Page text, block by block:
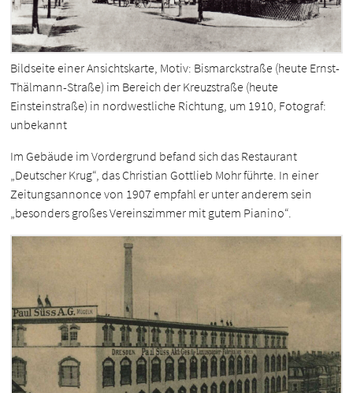
Bildseite einer Ansichtskarte, Motiv: Bismarckstraße (heute Ernst-
Thälmann-Straße) im Bereich der Kreuzstraße (heute
Einsteinstraße) in nordwestliche Richtung, um 1910, Fotograf:
unbekannt
Im Gebäude im Vordergrund befand sich das Restaurant
„Deutscher Krug“, das Christian Gottlieb Mohr führte. In einer
Zeitungsannonce von 1907 empfahl er unter anderem sein
„besonders großes Vereinszimmer mit gutem Pianino“.